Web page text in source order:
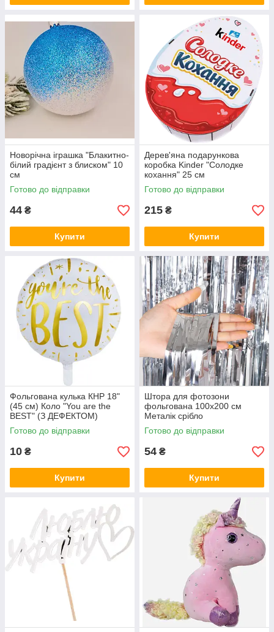
Новорічна іграшка "Блакитно-
білий градієнт з блиском" 10
см
Готово до відправки
44 ₴
Купити
Дерев'яна подарункова
коробка Kinder "Солодке
кохання" 25 см
Готово до відправки
215 ₴
Купити
Фольгована кулька КНР 18"
(45 см) Коло "You are the
BEST" (З ДЕФЕКТОМ)
Готово до відправки
10 ₴
Купити
Штора для фотозони
фольгована 100х200 см
Металік срібло
Готово до відправки
54 ₴
Купити